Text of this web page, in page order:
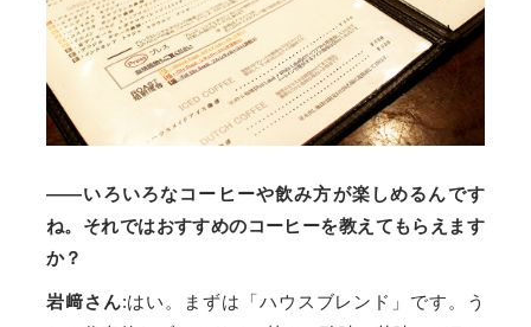
——いろいろなコーヒーや飲み方が楽しめるんです
ね。それではおすすめのコーヒーを教えてもらえます
か？
岩﨑さん:はい。まずは「ハウスブレンド」です。う